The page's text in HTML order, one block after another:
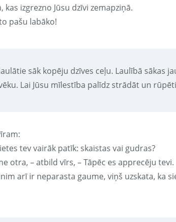
kas izgrezno Jūsu dzīvi zemapziņā.
pašu labāko!
sāk kopēju dzīves ceļu. Laulībā sākas
Lai Jūsu mīlestība palīdz strādāt un
tev vairāk patīk: skaistas vai gudras?
otra, – atbild vīrs, – Tāpēc es apprecēju tevi.
arī ir neparasta gaume, viņš uzskata, ka